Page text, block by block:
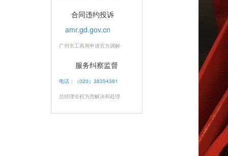
合同违约投诉
amr.gd.gov.cn
广州市工商局申请官方调解
服务纠察监督
电话：（020）38354381
总经理全程为您解决和处理